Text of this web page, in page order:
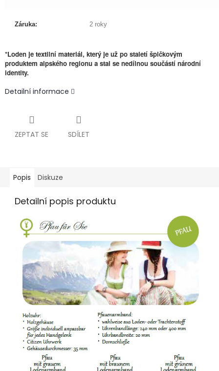
Záruka: 2 roky
*Loden je textilní materiál, který je už po staletí špičkovým
produktem alpského regionu a stal se nedílnou součástí národní
identity.
Detailní informace
ZEPTAT SE SDÍLET
Popis Diskuze
Detailní popis produktu